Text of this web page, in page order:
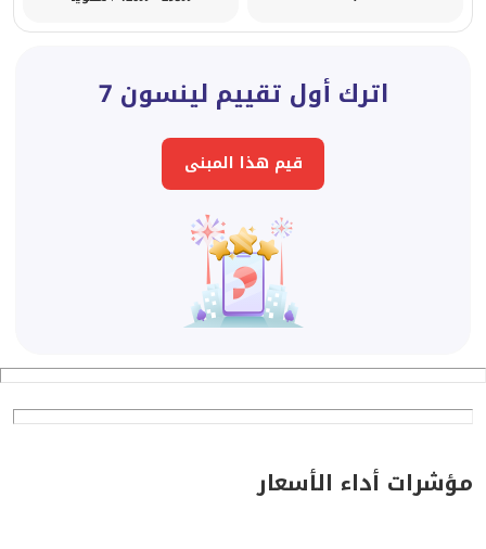
اترك أول تقييم لينسون 7
قيم هذا المبنى
مؤشرات أداء الأسعار